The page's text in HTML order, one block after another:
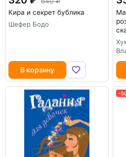
Кира и секрет бублика
Шефер Бодо
В корзину
-